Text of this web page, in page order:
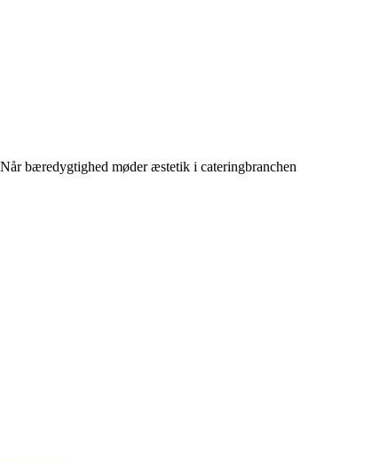
Når bæredygtighed møder æstetik i cateringbranchen